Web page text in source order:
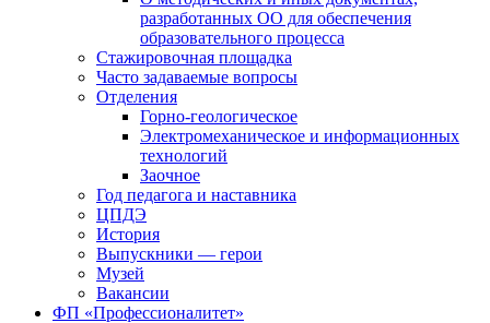
разработанных ОО для обеспечения
образовательного процесса
Стажировочная площадка
Часто задаваемые вопросы
Отделения
Горно-геологическое
Электромеханическое и информационных
технологий
Заочное
Год педагога и наставника
ЦПДЭ
История
Выпускники — герои
Музей
Вакансии
ФП «Профессионалитет»